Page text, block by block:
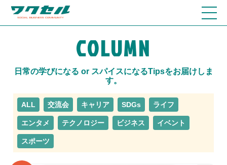
COLUMN
日常の学びになる or スパイスになるTipsをお届けしま
す。
ALL 交流会 キャリア SDGs ライフ
エンタメ テクノロジー ビジネス イベント
スポーツ